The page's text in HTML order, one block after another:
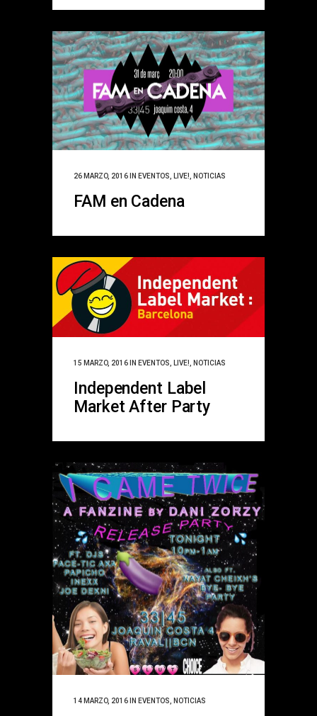
26 MARZO, 2016 IN EVENTOS, LIVE!, NOTICIAS
FAM en Cadena
15 MARZO, 2016 IN EVENTOS LIVE! NOTICIAS
Independent Label
Market After Party
14 MARZO, 2016 IN EVENTOS, NOTICIAS